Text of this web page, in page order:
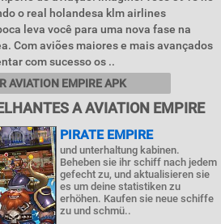
o real holandesa klm airlines
leva você para uma nova fase na
Com aviões maiores e mais avançados
com sucesso os ..
AVIATION EMPIRE APK
A AVIATION EMPIRE
PIRATE EMPIRE
und unterhaltung kabinen.
Beheben sie ihr schiff nach jedem
gefecht zu, und aktualisieren sie
es um deine statistiken zu
erhöhen. Kaufen sie neue schiffe
zu und schmü..